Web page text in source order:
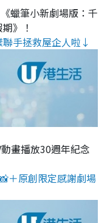
蠟筆小新劇場版：千
》！
手拯救屋企人啦↓
畫播放30週年紀念
＋原創限定感謝劇場